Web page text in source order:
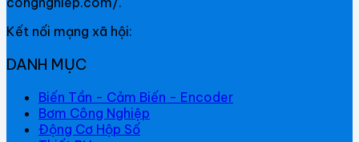
Kết nối mạng xã hội:
DANH MỤC
Biến Tần - Cảm Biến - Encoder
Bơm Công Nghiệp
Động Cơ Hộp Số